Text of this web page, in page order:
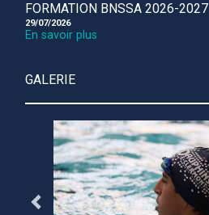
FORMATION BNSSA 2026-2027
29/07/2026
En savoir plus
GALERIE